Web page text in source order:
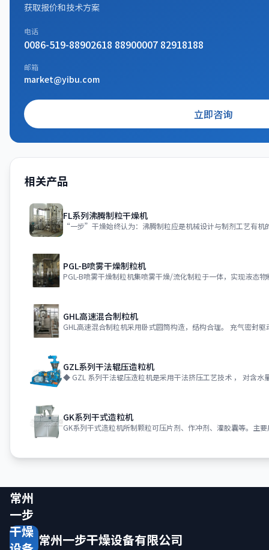
获取报价和技术方案
电话
0086-519-88902618 88900007 82918188
邮箱
market@yibu.com
立即咨询
相关产品
FL系列沸腾制粒干燥机
“一步”干燥始终认为：沸腾制粒应是机械设计与制剂工艺有机
PGL-B喷雾干燥制粒机
PGL-B喷雾干燥制粒机集喷雾干燥/流化制粒于一体，实现液态
GHL高速混合制粒机
GHL高速混合制粒机采用卧式圆筒构造，结构合理。 充气密封
GZL系列干法辊压造粒机
◆ GZL 系列干法辊压造粒机是采用干法挤压工艺技术 ， 对含水
GK系列干式造粒机
GK系列干式造粒机所制颗粒可压片剂、作冲剂、灌胶囊等。主
常州
一步
干燥 常州一步干燥设备有限公司